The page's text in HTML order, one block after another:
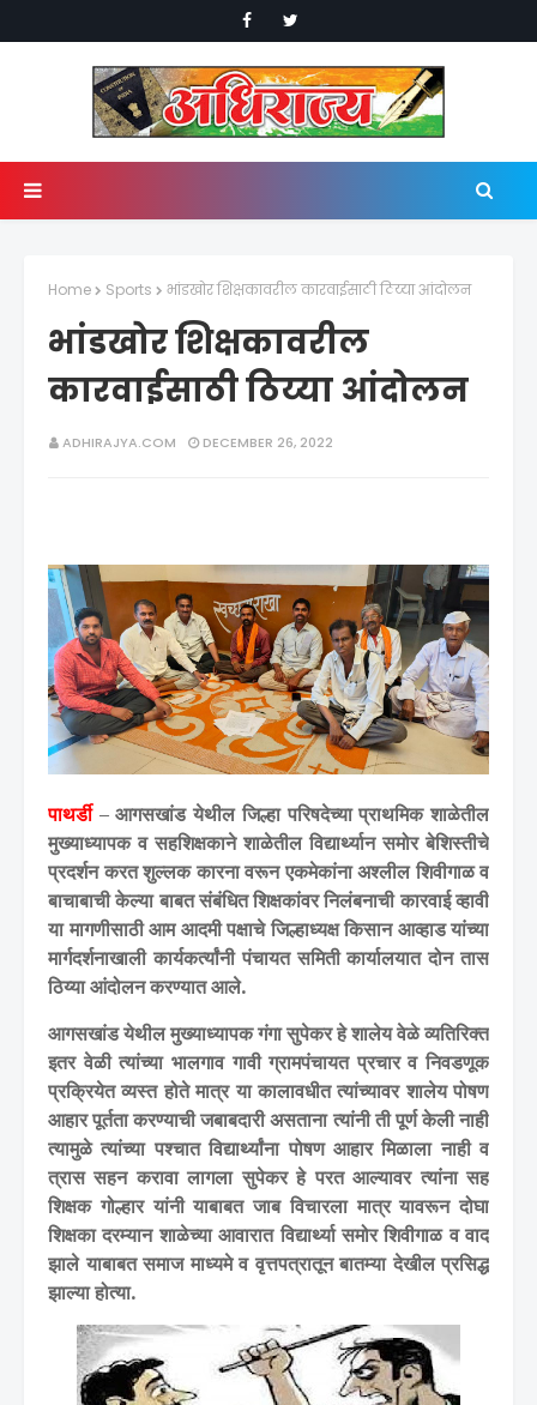
Home Sports भांडखोर शिक्षकावरील कारवाईसाठी ठिय्या आंदोलन
भांडखोर शिक्षकावरील
कारवाईसाठी ठिय्या आंदोलन
ADHIRAJYA.COM DECEMBER 26, 2022
पाथर्डी –आगसखांड येथील जिल्हा परिषदेच्या प्राथमिक शाळेतील
मुख्याध्यापक व सहशिक्षकाने शाळेतील विद्यार्थ्यान समोर बेशिस्तीचे
प्रदर्शन करत शुल्लक कारना वरून एकमेकांना अश्लील शिवीगाळ व
बाचाबाची केल्या बाबतसंबंधित शिक्षकांवर निलंबनाची कारवाई व्हावी
या मागणीसाठी आम आदमी पक्षाचे जिल्हाध्यक्ष किसान आव्हाड यांच्या
मार्गदर्शनाखाली कार्यकर्त्यांनी पंचायत समिती कार्यालयात दोन तास
ठिय्या आंदोलन करण्यात आले.
आगसखांड येथील मुख्याध्यापक गंगा सुपेकर हे शालेय वेळे व्यतिरिक्त
इतर वेळी त्यांच्या भालगाव गावी ग्रामपंचायत प्रचार व निवडणूक
प्रक्रियेत व्यस्त होते मात्र या कालावधीत त्यांच्यावर शालेय पोषण
आहार पूर्तता करण्याची जबाबदारी असताना त्यांनी ती पूर्ण केली नाही
त्यामुळे त्यांच्या पश्चात विद्यार्थ्यांना पोषण आहार मिळाला नाही व
त्रास सहन करावा लागला सुपेकर हे परत आल्यावर त्यांना सह
शिक्षक गोल्हार यांनी याबाबत जाब विचारला मात्र यावरून दोघा
शिक्षका दरम्यान शाळेच्या आवारात विद्यार्थ्या समोर शिवीगाळ व वाद
झाले याबाबत समाज माध्यमे व वृत्तपत्रातून बातम्या देखील प्रसिद्ध
झाल्या होत्या.